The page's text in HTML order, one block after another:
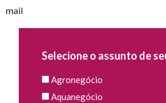
mail
Selecione o assunto de
Agronegócio
Aquanegócio